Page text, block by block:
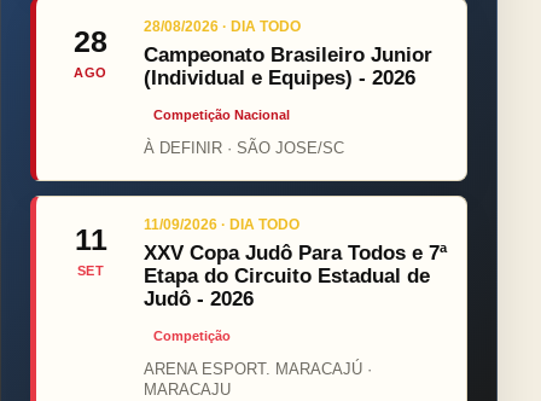
28
AGO
28/08/2026 · DIA TODO
Campeonato Brasileiro Junior
(Individual e Equipes) - 2026
Competição Nacional
À DEFINIR · SÃO JOSE/SC
11
SET
11/09/2026 · DIA TODO
XXV Copa Judô Para Todos e 7ª
Etapa do Circuito Estadual de
Judô - 2026
Competição
ARENA ESPORT. MARACAJÚ ·
MARACAJU